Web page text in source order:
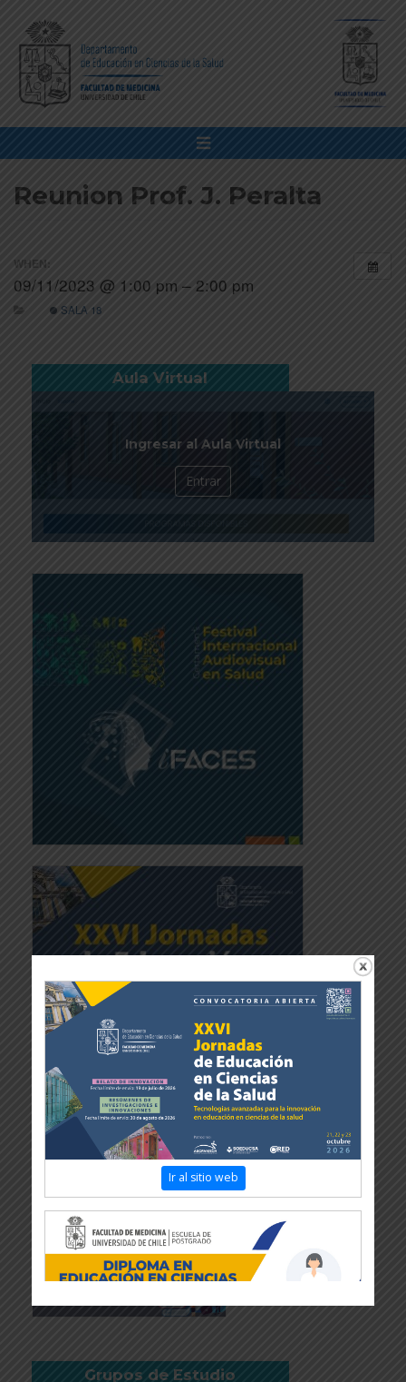
Reunion Prof. J. Peralta
WHEN:
09/11/2023 @ 1:00 pm – 2:00 pm
SALA 18
Aula Virtual
Ingresar al Aula Virtual
Entrar
Grupos de Estudio
Ir al sitio web